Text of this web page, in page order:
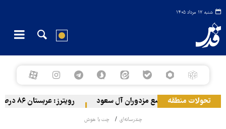
شنبه ۱۷ مرداد ۱۴۰۵
تحولات منطقه
ارتش یمن به مواضع مزدوران آل سعود رویترز: عربستان ۸۶ درصد از موشک‌های پاتریوت خود را استفاده کرده است
چندرسانه‌ای چت با هوش